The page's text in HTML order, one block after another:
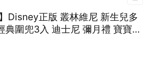
Disney正版 叢林維尼 新生兒多
典圍兜3入 迪士尼 彌月禮 寶寶用
✨彌月禮✨育兒好物✨四季好物